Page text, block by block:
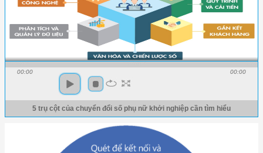
00:00 00:00
5 trụ cột của chuyển đổi số phụ nữ khởi nghiệp cần tìm hiểu